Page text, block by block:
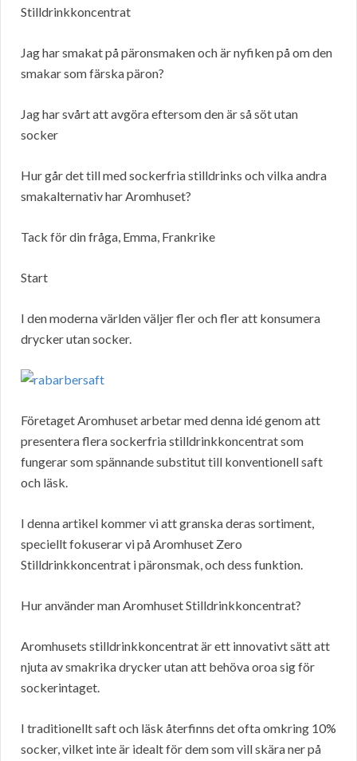
Stilldrinkkoncentrat
Jag har smakat på päronsmaken och är nyfiken på om den
smakar som färska päron?
Jag har svårt att avgöra eftersom den är så söt utan
socker
Hur går det till med sockerfria stilldrinks och vilka andra
smakalternativ har Aromhuset?
Tack för din fråga, Emma, Frankrike
Start
I den moderna världen väljer fler och fler att konsumera
drycker utan socker.
Företaget Aromhuset arbetar med denna idé genom att
presentera flera sockerfria stilldrinkkoncentrat som
fungerar som spännande substitut till konventionell saft
och läsk.
I denna artikel kommer vi att granska deras sortiment,
speciellt fokuserar vi på Aromhuset Zero
Stilldrinkkoncentrat i päronsmak, och dess funktion.
Hur använder man Aromhuset Stilldrinkkoncentrat?
Aromhusets stilldrinkkoncentrat är ett innovativt sätt att
njuta av smakrika drycker utan att behöva oroa sig för
sockerintaget.
I traditionellt saft och läsk återfinns det ofta omkring 10%
socker, vilket inte är idealt för dem som vill skära ner på